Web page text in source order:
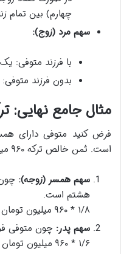
چهارم) بین تمام
سهم مرد (زوج):
با فرزند متوفی:
بدون فرزند
مثال جامع نهایی:
فرض کنید متوفی دارای
است. ثمن خالص ترکه ۹۶۰ میلیون تومان است.
سهم همسر (زوجه):
هشتم است.
۱/۸ * ۹۶۰ میلیون تومان = ۱۲۰ میلیون تومان.
سهم پدر: چون متوفی
۱/۶ * ۹۶۰ میلیون تومان = ۱۶۰ میلیون تومان.